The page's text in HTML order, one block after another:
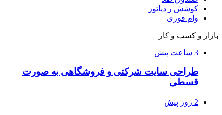
کوشش رادیاتور
وام فوری
بازار و کسب و کار
3 ساعت پیش
طراحی سایت شرکتی و فروشگاهی به صورت
قسطی
2 روز پیش